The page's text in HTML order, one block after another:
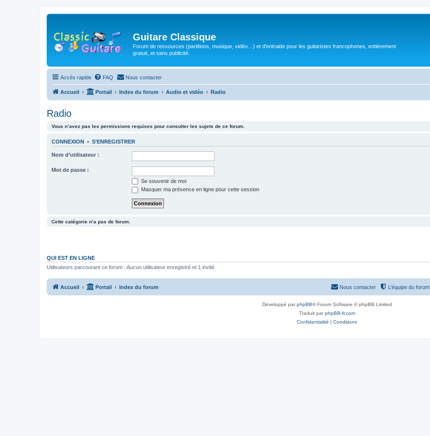
Guitare Classique
Forum de ressources (partitions, musique, vidéo…) et d'entraide pour les guitaristes francophones, entièrement
gratuit, et sans publicité.
Accès rapide FAQ Nous contacter
Accueil Portail Index du forum Audio et vidéo Radio
Radio
Vous n’avez pas les permissions requises pour consulter les sujets de ce forum.
CONNEXION • S’ENREGISTRER
Nom d’utilisateur :
Mot de passe :
Se souvenir de moi
Masquer ma présence en ligne pour cette session
Cette catégorie n’a pas de forum.
QUI EST EN LIGNE
Utilisateurs parcourant ce forum : Aucun utilisateur enregistré et 1 invité
Accueil Portail Index du forum L’équipe du forum
Nous contacter
Développé parphpBB® Forum Software © phpBB Limited
Traduit parphpBB-fr.com
Confidentialité | Conditions